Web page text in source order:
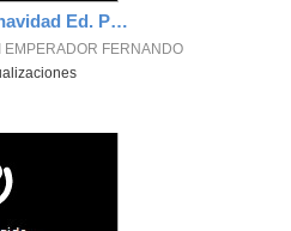
Vídeo festival de navidad Ed. Primaria 5º y 6º
EMPERADOR FERNANDO